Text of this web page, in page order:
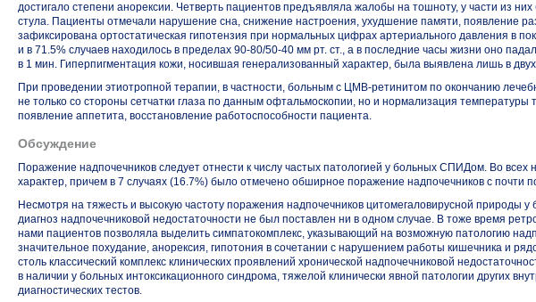
достигало степени анорексии. Четверть пациентов предъявляла жалобы на тошноту, у части из
стула. Пациенты отмечали нарушение сна, снижение настроения, ухудшение памяти, появление
зафиксирована ортостатическая гипотензия при нормальных цифрах артериального давления в
и в 71.5% случаев находилось в пределах 90-80/50-40 мм рт. ст., а в последние часы жизни оно
в 1 мин. Гиперпигментация кожи, носившая генерализованный характер, была выявлена лишь в
При проведении этиотропной терапии, в частности, больным с ЦМВ-ретинитом по окончанию
не только со стороны сетчатки глаза по данным офтальмоскопии, но и нормализация
появление аппетита, восстановление работоспособности пациента.
Обсуждение
Поражение надпочечников следует отнести к числу частых патологией у больных СПИДом. Во всех
характер, причем в 7 случаях (16.7%) было отмечено обширное поражение надпочечников с
Несмотря на тяжесть и высокую частоту поражения надпочечников цитомегаловирусной природы у
диагноз надпочечниковой недостаточности не был поставлен ни в одном случае. В тоже время
нами пациентов позволяла выделить симпатокомплекс, указывающий на возможную патологию
значительное похудание, анорексия, гипотония в сочетании с нарушением работы кишечника и
столь классический комплекс клинических проявлений хронической надпочечниковой
в наличии у больных интоксикационного синдрома, тяжелой клинически явной патологии других
диагностических тестов.